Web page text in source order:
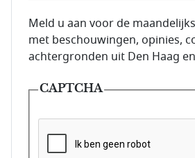
E-mailadres van de abonnee.
Meld u aan voor de
met beschouwingen, opinies,
achtergronden uit Den Haag
CAPTCHA